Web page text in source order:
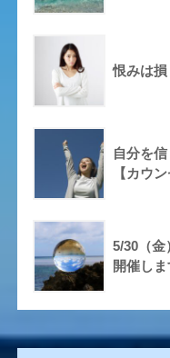
恨みは損
自分を
【カウ
5/30（
開催し